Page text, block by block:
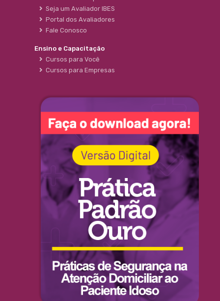
Seja um Avaliador IBES
Portal dos Avaliadores
Fale Conosco
Ensino e Capacitação
Cursos para Você
Cursos para Empresas